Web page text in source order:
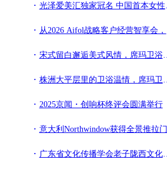
光泽爱美汇独家冠名 中国首本女性财富杂志《中国榜样女性》3月18日全球首发
从2026 Aifol战略客户经营智享会，看埃飞灵的战略突围与代际传承
宋式留白邂逅美式风情，席玛卫浴在克拉玛依写就家的温情
株洲大平层里的卫浴温情，席玛卫浴与设计师的完美邂逅
2025京闻・创响杯终评会圆满举行
意大利Northwindow获得全景推拉门行业首个缓冲刹车技术
广东省文化传播学会老子陇西文化研究专业委员会首届理事会议圆满召开